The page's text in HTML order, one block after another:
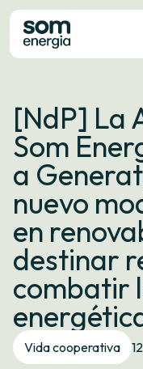
Tarifas
Servicios
Empresas
La
Contacto
Trámites
Oficina virtual
Idioma: ES CA GL
[NdP] La
Som
a
nuevo
en
destinar
combatir
Vida cooperativa